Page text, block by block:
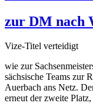
zur DM nach
Vize-Titel verteidigt
wie zur
sächsische Teams zur
Auerbach ans Netz.
erneut der zweite